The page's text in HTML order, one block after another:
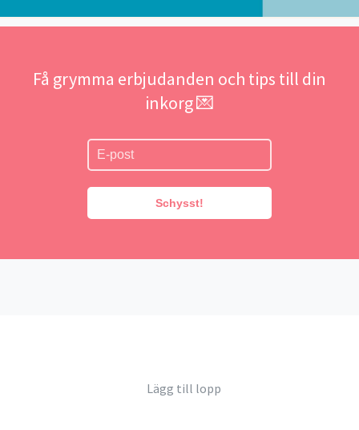
Få grymma erbjudanden och tips till din
inkorg 💌
Schysst!
Lägg till lopp